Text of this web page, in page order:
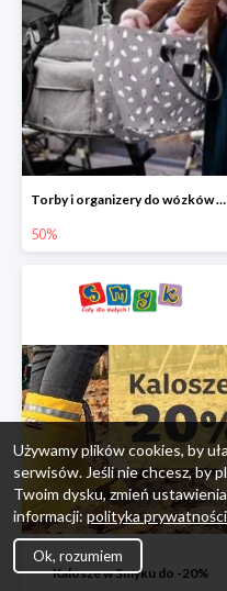
Torby i organizery do wózków w Smyku do -50%
50%
Kalosze w Smyku do -20%
Używamy plików cookies, by
serwisów. Jeśli nie chcesz, by
Twoim dysku, zmień
informacji: polityka prywatności
Ok, rozumiem